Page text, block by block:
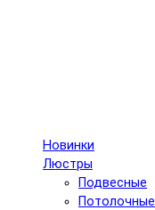
Новинки
Люстры
Подвесные
Потолочные